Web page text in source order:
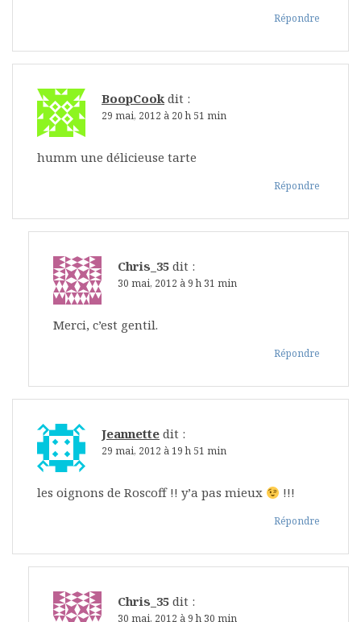
Répondre
BoopCook dit :
29 mai, 2012 à 20 h 51 min
humm une délicieuse tarte
Répondre
Chris_35 dit :
30 mai, 2012 à 9 h 31 min
Merci, c’est gentil.
Répondre
Jeannette dit :
29 mai, 2012 à 19 h 51 min
les oignons de Roscoff !! y’a pas mieux !!!
Répondre
Chris_35 dit :
30 mai, 2012 à 9 h 30 min